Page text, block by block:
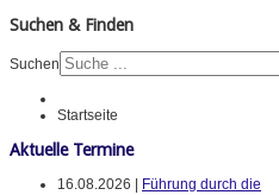
Suchen & Finden
Suchen
Startseite
Aktuelle Termine
16.08.2026 |
Führung durch die